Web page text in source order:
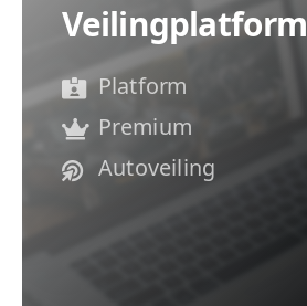
Veilingplatform
Platform
Premium
Autoveiling